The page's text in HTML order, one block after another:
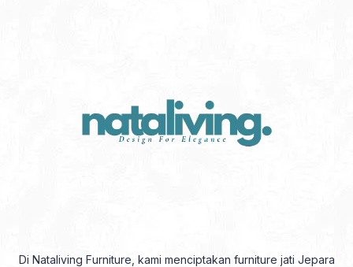
Di Nataliving Furniture, kami menciptakan furniture jati Jepara